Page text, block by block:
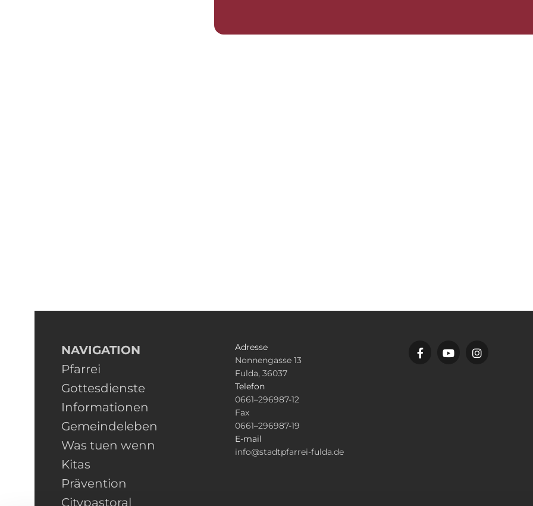
NAVIGATION
Pfarrei
Gottesdienste
Informationen
Gemeindeleben
Was tuen wenn
Kitas
Prävention
Citypastoral
Adresse
Nonnengasse 13
Fulda, 36037
Telefon
0661–296987-12
Fax
0661–296987-19
E-mail
info@stadtpfarrei-fulda.de